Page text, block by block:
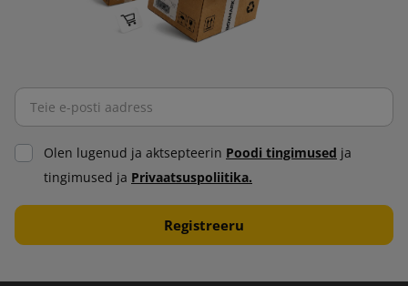
Olen lugenud ja aktsepteerin Poodi tingimused ja
tingimused ja Privaatsuspoliitika.